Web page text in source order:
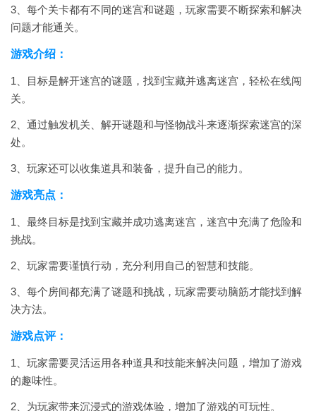
3、每个关卡都有不同的迷宫和谜题，玩家需要不断探索和解决
问题才能通关。
游戏介绍：
1、目标是解开迷宫的谜题，找到宝藏并逃离迷宫，轻松在线闯
关。
2、通过触发机关、解开谜题和与怪物战斗来逐渐探索迷宫的深
处。
3、玩家还可以收集道具和装备，提升自己的能力。
游戏亮点：
1、最终目标是找到宝藏并成功逃离迷宫，迷宫中充满了危险和
挑战。
2、玩家需要谨慎行动，充分利用自己的智慧和技能。
3、每个房间都充满了谜题和挑战，玩家需要动脑筋才能找到解
决方法。
游戏点评：
1、玩家需要灵活运用各种道具和技能来解决问题，增加了游戏
的趣味性。
2、为玩家带来沉浸式的游戏体验，增加了游戏的可玩性。